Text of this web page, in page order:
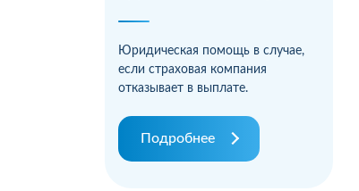
Юридическая помощь в случае,
если страховая компания
отказывает в выплате.
Подробнее